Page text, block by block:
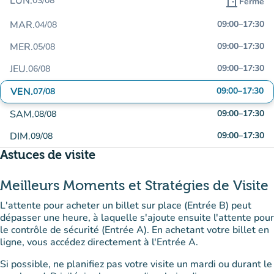
MAR.04/08 09:00–17:30
MER.05/08 09:00–17:30
JEU.06/08 09:00–17:30
VEN.07/08 09:00–17:30
SAM.08/08 09:00–17:30
DIM.09/08 09:00–17:30
Astuces de visite
Meilleurs Moments et Stratégies de Visite
L'attente pour acheter un billet sur place (Entrée B) peut
dépasser une heure, à laquelle s'ajoute ensuite l'attente pour
le contrôle de sécurité (Entrée A). En achetant votre billet en
ligne, vous accédez directement à l'Entrée A.
Si possible, ne planifiez pas votre visite un mardi ou durant le